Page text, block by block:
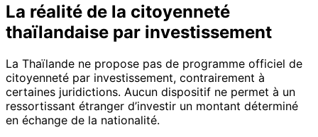
La réalité de la citoyenneté
thaïlandaise par investissement
La Thaïlande ne propose pas de programme officiel de
citoyenneté par investissement, contrairement à
certaines juridictions. Aucun dispositif ne permet à un
ressortissant étranger d’investir un montant déterminé
en échange de la nationalité.